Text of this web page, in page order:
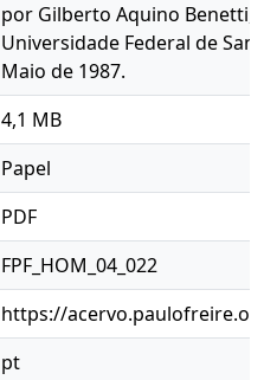
por Gilberto Aquino Benetti,
Universidade Federal de
Maio de 1987.
4,1 MB
Papel
PDF
FPF_HOM_04_022
https://
pt